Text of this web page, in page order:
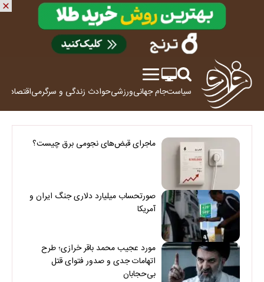
سیاستجام جهانیورزشیحوادث زندگی و سرگرمیاقتصاد
ماجرای قبض‌های نجومی برق چیست؟
صورتحساب میلیارد دلاری جنگ ایران و
آمریکا
مورد عجیب محمد باقر خرازی؛ طرح
اتهامات جدی و صدور فتوای قتل
بی‌حجابان